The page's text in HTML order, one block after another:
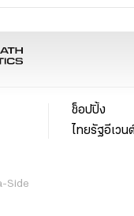
Side
ช็อปปิ้ง
ไทยรัฐอีเวน